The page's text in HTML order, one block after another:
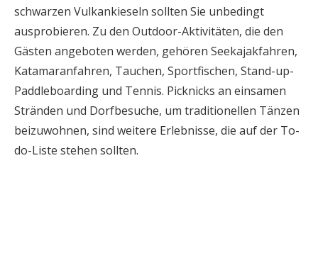
schwarzen Vulkankieseln sollten Sie unbedingt
ausprobieren. Zu den Outdoor-Aktivitäten, die den
Gästen angeboten werden, gehören Seekajakfahren,
Katamaranfahren, Tauchen, Sportfischen, Stand-up-
Paddleboarding und Tennis. Picknicks an einsamen
Stränden und Dorfbesuche, um traditionellen Tänzen
beizuwohnen, sind weitere Erlebnisse, die auf der To-
do-Liste stehen sollten.